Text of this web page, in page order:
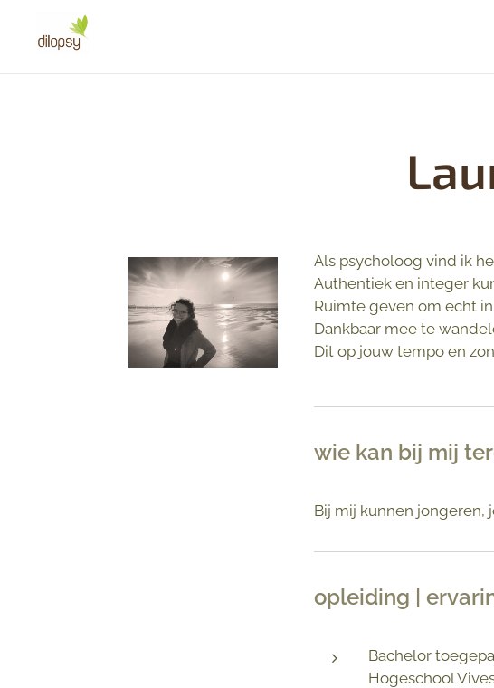
Als psycholoog vind ik
Authentiek en integer
Ruimte geven om echt
Dankbaar mee te
Dit op jouw tempo en
wie kan bij mij
Bij mij kunnen jongeren,
opleiding |
Bachelor
Hogeschool